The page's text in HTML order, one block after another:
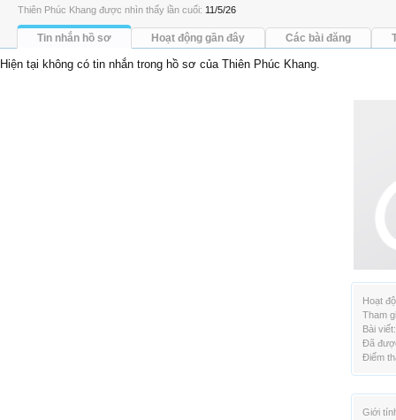
Hoạt
Tham
Bài viết:
Đã
Điểm
Giới
Thiên Phúc Khang được nhìn thấy lần cuối: 11/5/26
Tin nhắn hồ sơ Hoạt động gần đây Các bài đăng
Hiện tại không có tin nhắn trong hồ sơ của Thiên Phúc Khang.